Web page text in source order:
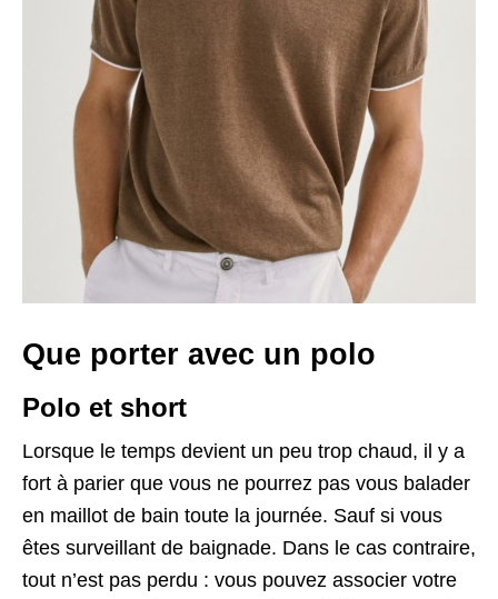
Que porter avec un polo
Polo et short
Lorsque le temps devient un peu trop chaud, il y a
fort à parier que vous ne pourrez pas vous balader
en maillot de bain toute la journée. Sauf si vous
êtes surveillant de baignade. Dans le cas contraire,
tout n’est pas perdu : vous pouvez associer votre